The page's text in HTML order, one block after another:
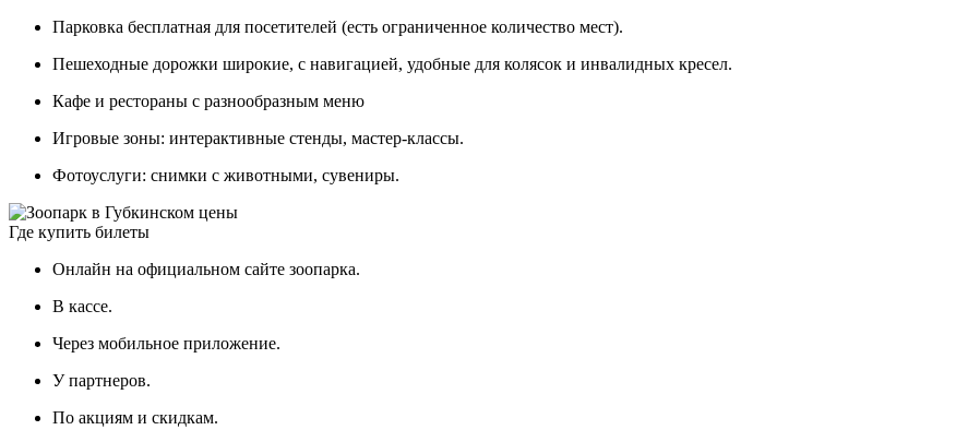
Парковка бесплатная для посетителей (есть ограниченное количество мест).
Пешеходные дорожки широкие, с навигацией, удобные для колясок и инвалидных кресел.
Кафе и рестораны с разнообразным меню
Игровые зоны: интерактивные стенды, мастер-классы.
Фотоуслуги: снимки с животными, сувениры.
Где купить билеты
Онлайн на официальном сайте зоопарка.
В кассе.
Через мобильное приложение.
У партнеров.
По акциям и скидкам.